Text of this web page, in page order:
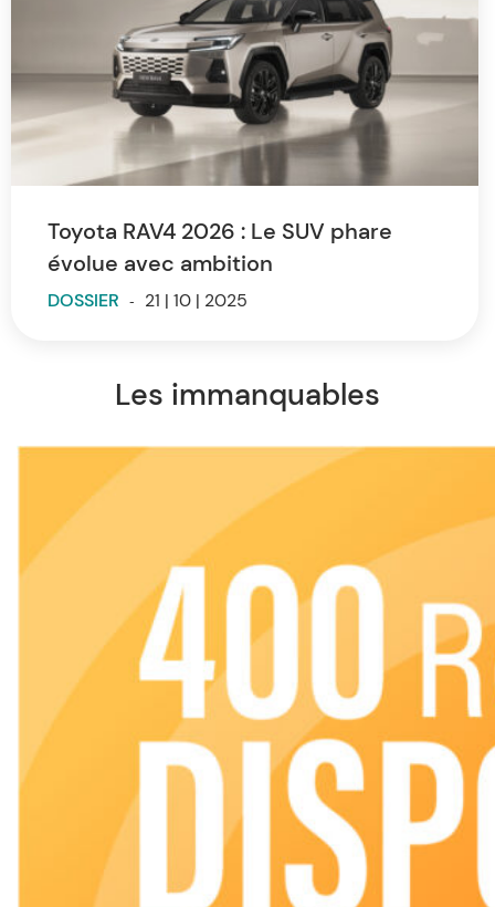
Toyota RAV4 2026 : Le SUV phare
évolue avec ambition
DOSSIER - 21 | 10 | 2025
Les immanquables